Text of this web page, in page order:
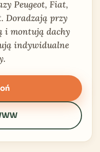
Peugeot, Fiat,
Doradzają przy
i montują dachy
indywidualne